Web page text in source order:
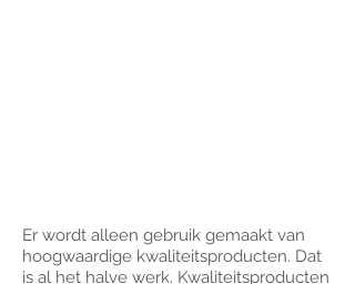
Er wordt alleen gebruik gemaakt van
hoogwaardige kwaliteitsproducten. Dat
is al het halve werk. Kwaliteitsproducten